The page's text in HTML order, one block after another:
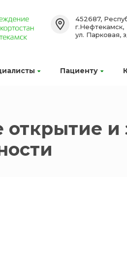
Пациенту
452687,
г.Нефтекамск,
ул. Парковая,
и